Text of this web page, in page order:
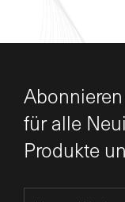
für alle
Produkte